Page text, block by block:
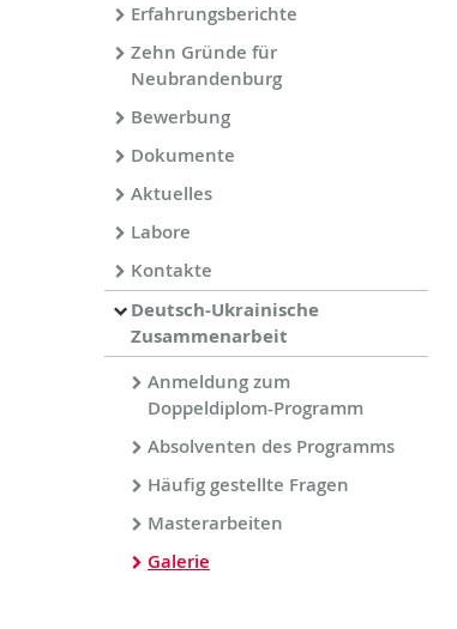
Erfahrungsberichte
Zehn Gründe für
Neubrandenburg
Bewerbung
Dokumente
Aktuelles
Labore
Kontakte
Deutsch-Ukrainische
Zusammenarbeit
Anmeldung zum
Doppeldiplom-Programm
Absolventen des Programms
Häufig gestellte Fragen
Masterarbeiten
Galerie